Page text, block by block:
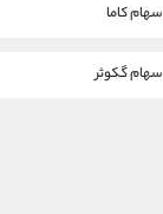
سهام کاما
سهام گکوثر